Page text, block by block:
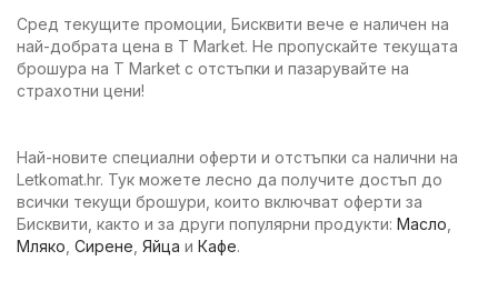
Сред текущите промоции, Бисквити вече е наличен на
най-добрата цена в T Market. Не пропускайте текущата
брошура на T Market с отстъпки и пазарувайте на
страхотни цени!
Най-новите специални оферти и отстъпки са налични на
Letkomat.hr. Тук можете лесно да получите достъп до
всички текущи брошури, които включват оферти за
Бисквити, както и за други популярни продукти: Масло
Мляко Сирене Яйца и Кафе.